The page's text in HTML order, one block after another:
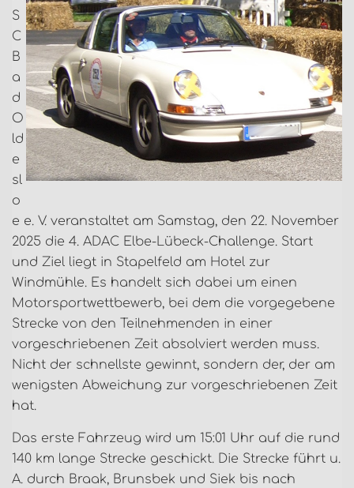
S
C
B
a
d
O
ld
e
sl
o
e e. V. veranstaltet am Samstag, den 22. November
2025 die 4. ADAC Elbe-Lübeck-Challenge. Start
und Ziel liegt in Stapelfeld am Hotel zur
Windmühle. Es handelt sich dabei um einen
Motorsportwettbewerb, bei dem die vorgegebene
Strecke von den Teilnehmenden in einer
vorgeschriebenen Zeit absolviert werden muss.
Nicht der schnellste gewinnt, sondern der, der am
wenigsten Abweichung zur vorgeschriebenen Zeit
hat.
Das erste Fahrzeug wird um 15:01 Uhr auf die rund
140 km lange Strecke geschickt. Die Strecke führt u.
A. durch Braak, Brunsbek und Siek bis nach